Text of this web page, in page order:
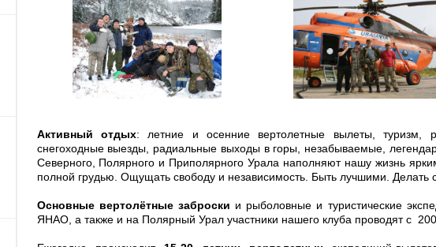
Активный отдых: летние и осенние вертолетные вылеты, туризм,
снегоходные выезды, радиальные выходы в горы, незабываемые,
Северного, Полярного и Приполярного Урала наполняют нашу жизнь
полной грудью. Ощущать свободу и независимость. Быть лучшими. Делать
Основные вертолётные заброски и рыболовные и туристические
ЯНАО, а также и на Полярный Урал участники нашего клуба проводят с